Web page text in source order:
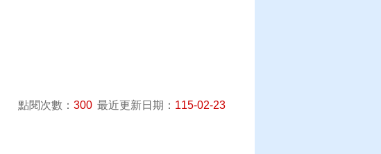
點閱次數：300 最近更新日期： 115-02-23